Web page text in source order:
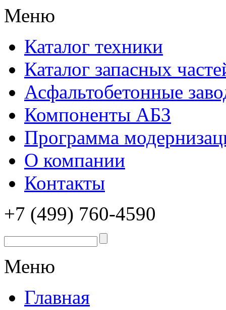
Меню
Каталог техники
Каталог запасных
Асфальтобетонные
Компоненты АБЗ
Программа
О компании
Контакты
+7 (499) 760-4590
Меню
Главная